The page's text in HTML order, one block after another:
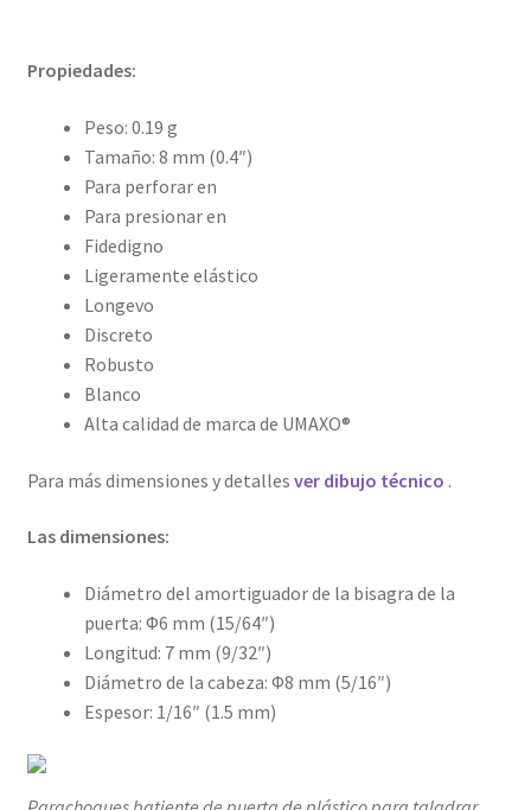
Propiedades:
Peso: 0.19 g
Tamaño: 8 mm (0.4″)
Para perforar en
Para presionar en
Fidedigno
Ligeramente elástico
Longevo
Discreto
Robusto
Blanco
Alta calidad de marca de UMAXO®
Para más dimensiones y detalles ver dibujo técnico .
Las dimensiones:
Diámetro del amortiguador de la bisagra de la
puerta: Φ6 mm (15/64″)
Longitud: 7 mm (9/32″)
Diámetro de la cabeza: Φ8 mm (5/16″)
Espesor: 1/16″ (1.5 mm)